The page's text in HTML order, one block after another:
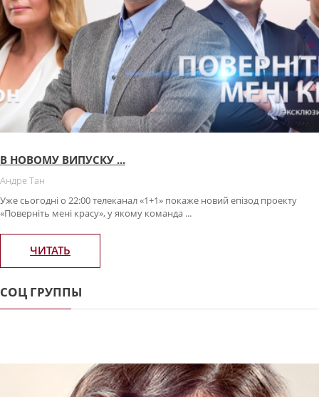
В НОВОМУ ВИПУСКУ ...
Андре Тан
Уже сьогодні о 22:00 телеканал «1+1» покаже новий епізод проекту
«Поверніть мені красу», у якому команда ...
ЧИТАТЬ
СОЦ ГРУППЫ